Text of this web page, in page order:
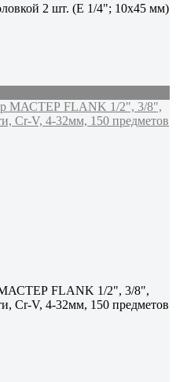
2 шт. (E 1/4"; 10х45 мм)
МАСТЕР FLANK 1/2", 3/8",
Cr-V, 4-32мм, 150 предметов